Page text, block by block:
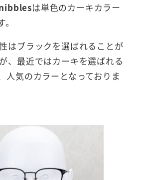
は単色のカーキカラー
はブラックを選ばれることが
、最近ではカーキを選ばれる
人気のカラーとなっておりま